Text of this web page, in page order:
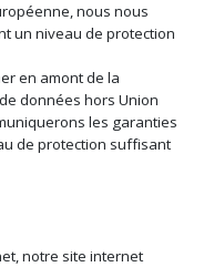
nous nous
un niveau de protection
en amont de la
données hors Union
les garanties
de protection suffisant
notre site internet